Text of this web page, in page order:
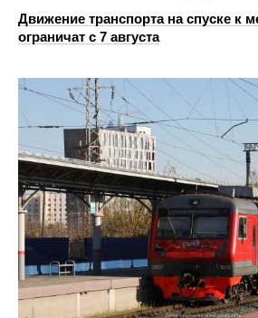
Движение транспорта на спуске к
ограничат с 7 августа